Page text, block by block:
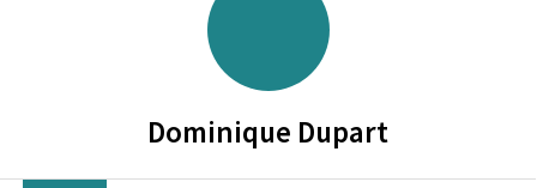
Dominique Dupart